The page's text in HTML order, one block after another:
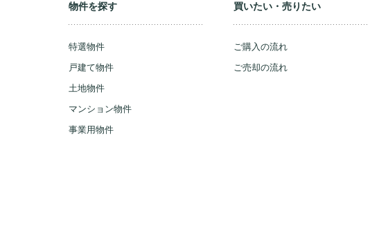
物件を探す
特選物件
戸建て物件
土地物件
マンション物件
事業用物件
買いたい・売りたい
ご購入の流れ
ご売却の流れ